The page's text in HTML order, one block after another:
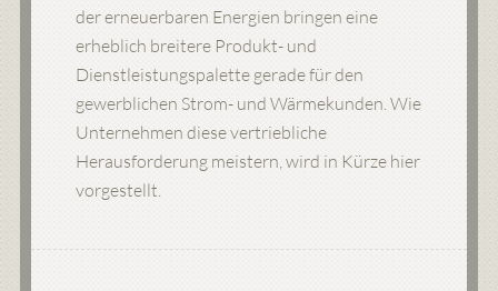
der erneuerbaren Energien bringen eine
erheblich breitere Produkt- und
Dienstleistungspalette gerade für den
gewerblichen Strom- und Wärmekunden. Wie
Unternehmen diese vertriebliche
Herausforderung meistern, wird in Kürze hier
vorgestellt.